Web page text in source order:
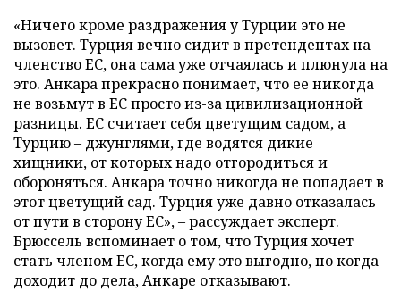
«Ничего кроме раздражения у Турции это не
вызовет. Турция вечно сидит в претендентах на
членство ЕС, она сама уже отчаялась и плюнула на
это. Анкара прекрасно понимает, что ее никогда
не возьмут в ЕС просто из-за цивилизационной
разницы. ЕС считает себя цветущим садом, а
Турцию – джунглями, где водятся дикие
хищники, от которых надо отгородиться и
обороняться. Анкара точно никогда не попадает в
этот цветущий сад. Турция уже давно отказалась
от пути в сторону ЕС», – рассуждает эксперт.
Брюссель вспоминает о том, что Турция хочет
стать членом ЕС, когда ему это выгодно, но когда
доходит до дела, Анкаре отказывают.